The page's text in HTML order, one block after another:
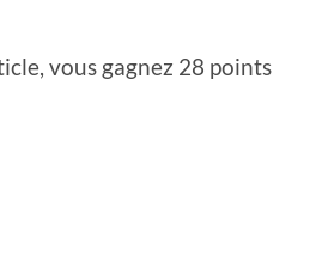
vous gagnez 28 points